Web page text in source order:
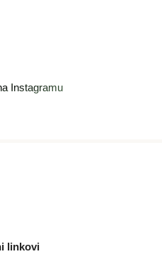
Instagramu
linkovi